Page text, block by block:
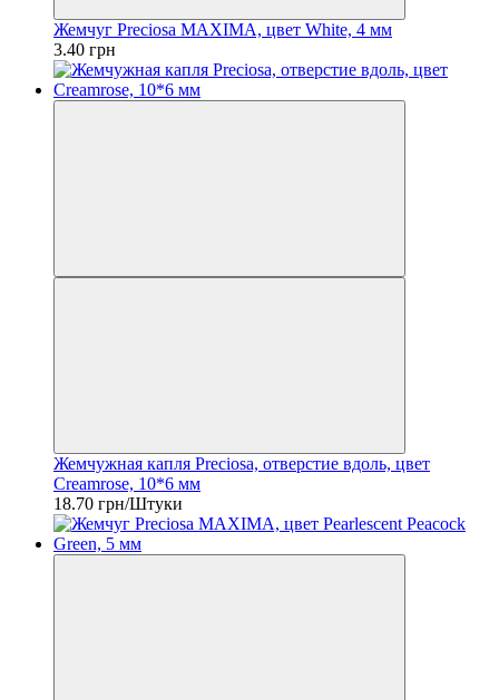
Жемчуг Preciosa MAXIMA, цвет White, 4 мм
3.40 грн
Жемчужная капля Preciosa, отверстие вдоль, цвет
Creamrose, 10*6 мм
18.70 грн/Штуки